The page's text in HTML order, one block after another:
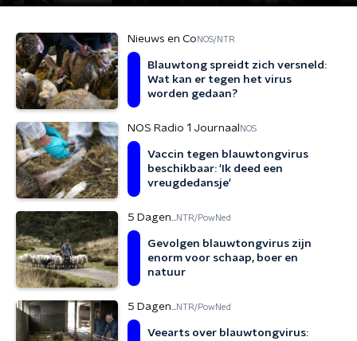
Nieuws en Co NOS/NTR
Blauwtong spreidt zich versneld:
Wat kan er tegen het virus
worden gedaan?
NOS Radio 1 Journaal NOS
Vaccin tegen blauwtongvirus
beschikbaar: 'Ik deed een
vreugdedansje'
5 Dagen...NTR/PowNed
Gevolgen blauwtongvirus zijn
enorm voor schaap, boer en
natuur
5 Dagen...NTR/PowNed
Veearts over blauwtongvirus: